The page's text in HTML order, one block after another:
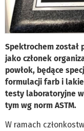
Spektrochem został
jako członek
powłok, będące
formulacji farb i
testy laboratoryjne
tym wg norm ASTM.
W ramach